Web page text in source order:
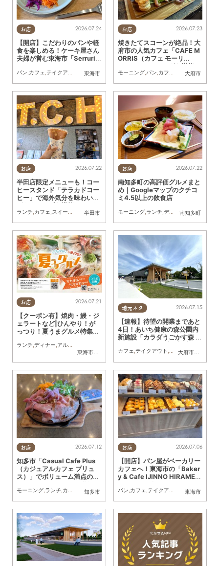
お店
東海市
2026.07.24
【開店】こだわりのパンや軽
食を楽しめる！ケーキ屋さん
夫婦が営む東海市「Serrurie
ド）」6/29(月)テストオープ
ン
パン カフェ テイクアウト 開店,専門店 まちネタ, 親子, 夫婦, 家族, カップル,おひとり
お店
大府市
2026.07.23
焼きたてスコーンが絶品！大
府市の人気カフェ「CAFE M
ORRIS（カフェ モーリ
ス）」でモーニングを堪能し
てきた
モーニング, パン カフェ ドライブ,観光
お店
半田市
2026.07.22
半田店限定メニューも！コー
ヒースタンド「テラカドコー
ヒー」で海外気分を味わいな
がらクレープを堪能してきた
ランチ カフェ スイーツ テイクアウト 行ってみたレポ ,家族,カップル,おひとりさま
お店
南知多町
2026.07.22
南知多町の高評価グルメまと
め｜Googleマップのクチコ
ミ4.5以上の飲食店
モーニング, ランチ ディナー ,カフェ
お店
東海市
,大府市 半田市
2026.07.21
【クーポン有】焼肉・鰻・ジ
ェラートなど|ひんやり！が
っつり！夏うまグルメ特集／
ランチ,ディナー,アルコール
地元ネタ
大府市
,東浦町
2026.07.15
【速報】待望の開業まであと
4日！あいち健康の森公園内
新施設「カラダうごかす森 H
カフェ,テイクアウト ,開店,まちネタ
お店
知多市
2026.07.12
知多市「Casual Cafe Plus
（カジュアルカフェ プリュ
ス）」でボリューム満点のダ
モーニング,ランチ,カフェ 行ってみたレポ ,夫婦,カップル,おひとりさま
お店
東海市
2026.07.06
【開店】パン屋がベーカリー
カフェへ！東海市の「Baker
y & Cafe IJINNO HIRAMEK
パン,カフェ,テイクアウト 開店,専門店